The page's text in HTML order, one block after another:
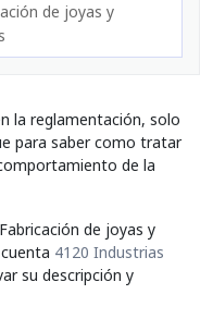
de joyas y
la reglamentación, solo
para saber como tratar
de la
de joyas y
4120 Industrias
su descripción y